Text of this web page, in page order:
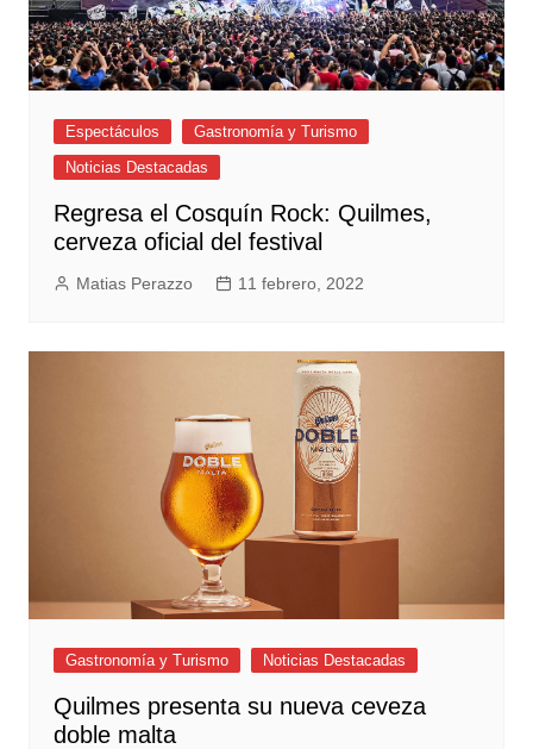
Espectáculos
Gastronomía y Turismo
Noticias Destacadas
Regresa el Cosquín Rock: Quilmes,
cerveza oficial del festival
Matias Perazzo 11 febrero, 2022
Gastronomía y Turismo Noticias Destacadas
Quilmes presenta su nueva ceveza
doble malta